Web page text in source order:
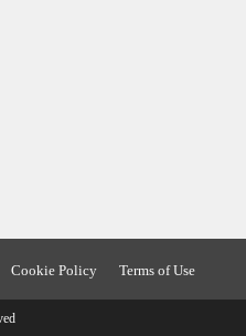
Cookie Policy Terms of Use